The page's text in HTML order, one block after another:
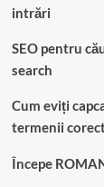
intrări
SEO pentru
search
Cum eviți
termenii
Începe